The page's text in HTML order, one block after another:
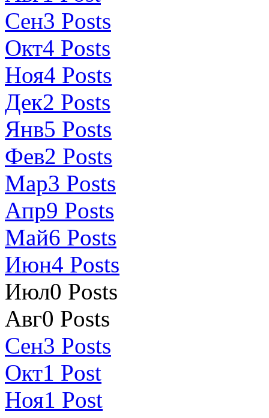
Сен3 Posts
Окт4 Posts
Ноя4 Posts
Дек2 Posts
Янв5 Posts
Фев2 Posts
Мар3 Posts
Апр9 Posts
Май6 Posts
Июн4 Posts
Июл0 Posts
Авг0 Posts
Сен3 Posts
Окт1 Post
Ноя1 Post